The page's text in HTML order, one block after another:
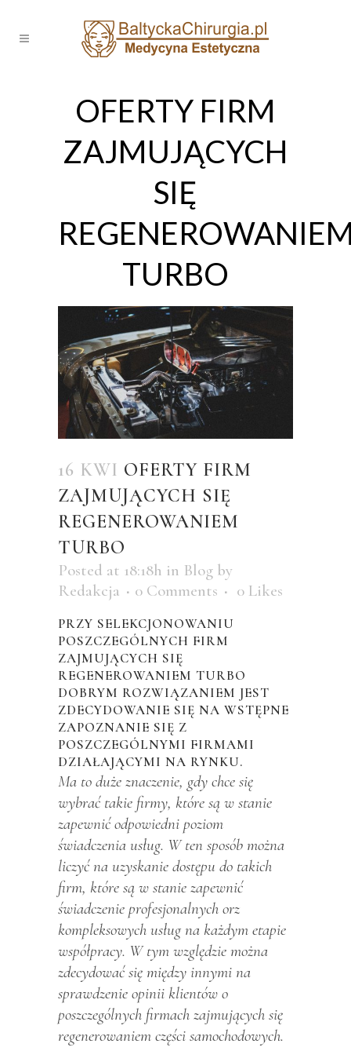
OFERTY FIRM
ZAJMUJĄCYCH
SIĘ
TURBO
16 KWI OFERTY FIRM
ZAJMUJĄCYCH SIĘ
REGENEROWANIEM
TURBO
Posted at 18:18h in Blog by
Redakcja
0 Comments 0 Likes
PRZY SELEKCJONOWANIU
POSZCZEGÓLNYCH FIRM
ZAJMUJĄCYCH SIĘ
REGENEROWANIEM TURBO
DOBRYM ROZWIĄZANIEM JEST
ZDECYDOWANIE SIĘ NA WSTĘPNE
ZAPOZNANIE SIĘ Z
POSZCZEGÓLNYMI FIRMAMI
DZIAŁAJĄCYMI NA RYNKU.
Ma to duże znaczenie, gdy chce się
wybrać takie firmy, które są w stanie
zapewnić odpowiedni poziom
świadczenia usług. W ten sposób można
liczyć na uzyskanie dostępu do takich
firm, które są w stanie zapewnić
świadczenie profesjonalnych orz
kompleksowych usług na każdym etapie
współpracy. W tym względzie można
zdecydować się między innymi na
sprawdzenie opinii klientów o
poszczególnych firmach zajmujących się
regenerowaniem części samochodowych.